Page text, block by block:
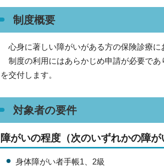
制度概要
心身に著しい障がいがある方の保険診療に
制度の利用にはあらかじめ申請が必要であ
を交付します。
対象者の要件
障がいの程度（次のいずれかの障が
身体障がい者手帳1、2級